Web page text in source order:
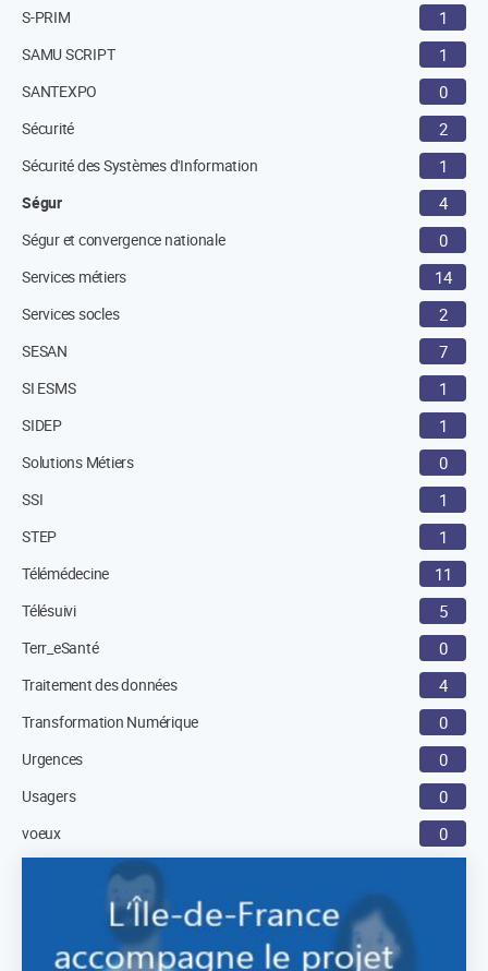
S-PRIM 1
SAMU SCRIPT 1
SANTEXPO 0
Sécurité 2
Sécurité des Systèmes d'Information 1
Ségur 4
Ségur et convergence nationale 0
Services métiers 14
Services socles 2
SESAN 7
SI ESMS 1
SIDEP 1
Solutions Métiers 0
SSI 1
STEP 1
Télémédecine 11
Télésuivi 5
Terr_eSanté 0
Traitement des données 4
Transformation Numérique 0
Urgences 0
Usagers 0
voeux 0